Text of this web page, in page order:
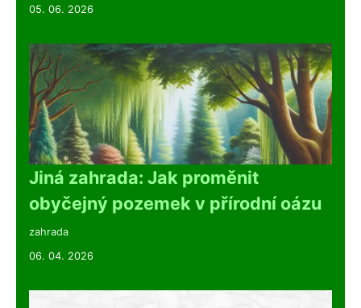
05. 06. 2026
Jiná zahrada: Jak proměnit
obyčejný pozemek v přírodní oázu
zahrada
06. 04. 2026